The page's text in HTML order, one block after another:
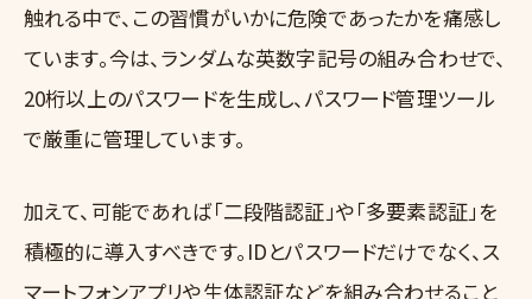
触れる中で、この習慣がいかに危険であったかを痛感し
ています。今は、ランダムな英数字記号の組み合わせで、
20桁以上のパスワードを生成し、パスワード管理ツール
で厳重に管理しています。
加えて、可能であれば「二段階認証」や「多要素認証」を
積極的に導入すべきです。IDとパスワードだけでなく、ス
マートフォンアプリや生体認証などを組み合わせること